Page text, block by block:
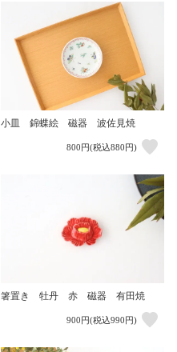
小皿 錦蝶絵 磁器 波佐見焼
800円(税込880円)
箸置き 牡丹 赤 磁器 有田焼
900円(税込990円)